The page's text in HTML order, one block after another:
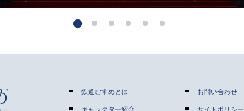
鉄道むすめとは
キャラクター紹介
お問い合わせ
サイトポリシー